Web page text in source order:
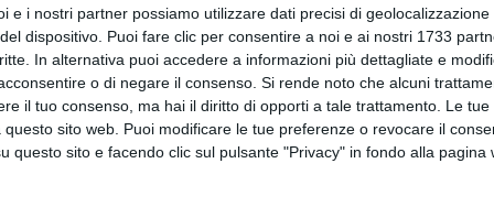
e i nostri partner possiamo utilizzare dati precisi di
dispositivo. Puoi fare clic per consentire a noi e ai nostri 1733
In alternativa puoi accedere a informazioni più dettagliate e
o di negare il consenso. Si rende noto che alcuni
il tuo consenso, ma hai il diritto di opporti a tale trattamento. Le
sito web. Puoi modificare le tue preferenze o revocare il
questo sito e facendo clic sul pulsante "Privacy" in fondo alla pagina